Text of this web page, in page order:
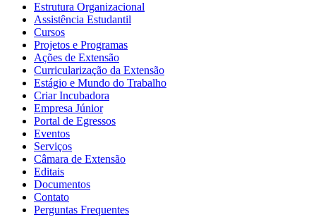
Estrutura Organizacional
Assistência Estudantil
Cursos
Projetos e Programas
Ações de Extensão
Curricularização da Extensão
Estágio e Mundo do Trabalho
Criar Incubadora
Empresa Júnior
Portal de Egressos
Eventos
Serviços
Câmara de Extensão
Editais
Documentos
Contato
Perguntas Frequentes